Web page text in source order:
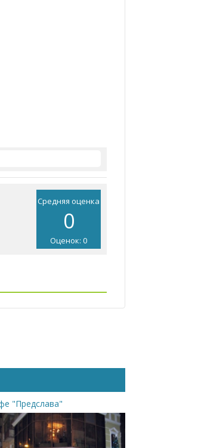
Средняя оценка
0
Оценок: 0
"Предслава"